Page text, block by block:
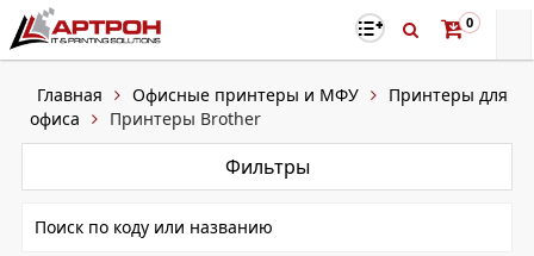
0
Главная Офисные принтеры и МФУ
Принтеры для
офиса
Принтеры Brother
Фильтры